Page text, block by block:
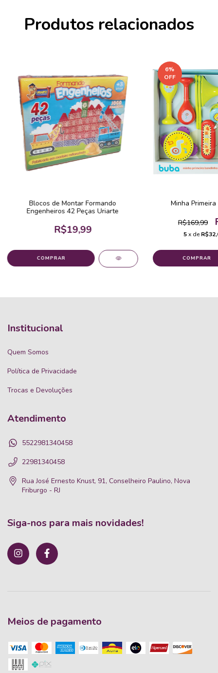
Produtos relacionados
Blocos de Montar Formando
Engenheiros 42 Peças Uriarte
R$19,99
6%
OFF
Minha
R$169,99
5x de
Institucional
Quem Somos
Política de Privacidade
Trocas e Devoluções
Atendimento
5522981340458
22981340458
Rua José Ernesto Knust, 91, Conselheiro Paulino, Nova
Friburgo - RJ
Siga-nos para mais novidades!
Meios de pagamento